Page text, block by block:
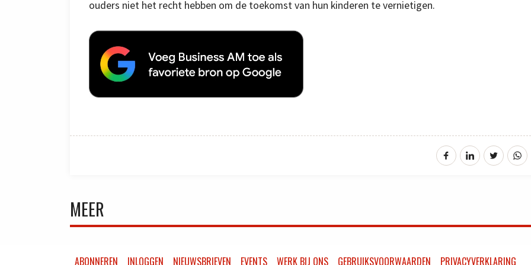
ouders niet het recht hebben om de toekomst van hun kinderen te vernietigen.
MEER
ABONNEREN INLOGGEN NIEUWSBRIEVEN EVENTS WERK BIJ ONS GEBRUIKSVOORWAARDEN PRIVACYVERKLARING